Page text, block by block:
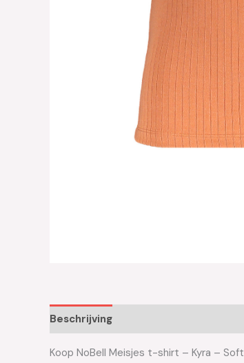
Beschrijving
Koop NoBell Meisjes t-shirt – Kyra –